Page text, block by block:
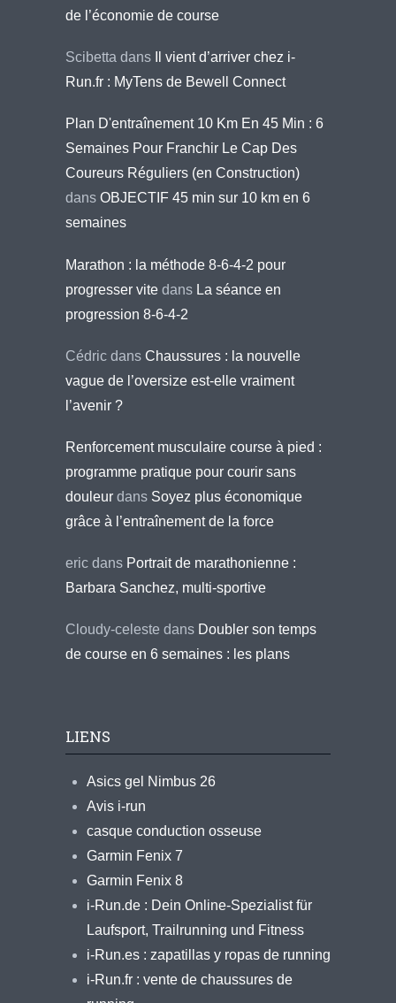
de l’économie de course
Scibetta dans
Il vient d’arriver chez i-
Run.fr : MyTens de Bewell Connect
Plan D'entraînement 10 Km En 45 Min : 6
Semaines Pour Franchir Le Cap Des
Coureurs Réguliers (en Construction)
dans OBJECTIF 45 min sur 10 km en 6
semaines
Marathon : la méthode 8-6-4-2 pour
progresser vite dans La séance en
progression 8-6-4-2
Cédric dans Chaussures : la nouvelle
vague de l’oversize est-elle vraiment
l’avenir ?
Renforcement musculaire course à pied :
programme pratique pour courir sans
douleur dans Soyez plus économique
grâce à l’entraînement de la force
eric dans Portrait de marathonienne :
Barbara Sanchez, multi-sportive
Cloudy-celeste dans Doubler son temps
de course en 6 semaines : les plans
LIENS
Asics gel Nimbus 26
Avis i-run
casque conduction osseuse
Garmin Fenix 7
Garmin Fenix 8
i-Run.de : Dein Online-Spezialist für
Laufsport, Trailrunning und Fitness
i-Run.es : zapatillas y ropas de running
i-Run.fr : vente de chaussures de